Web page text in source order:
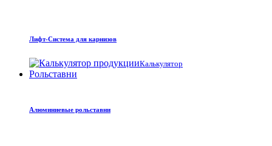
Лифт-Система для карнизов
Калькулятор
Рольставни
Алюминиевые рольставни